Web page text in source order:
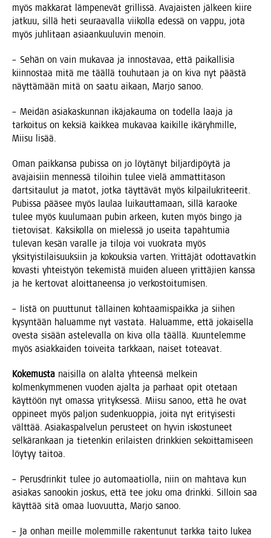
myös mak­ka­rat läm­pe­ne­vät gril­lis­sä. Ava­jais­ten jäl­keen kii­re
jat­kuu, sil­lä heti seu­raa­val­la vii­kol­la edes­sä on vap­pu, jota
myös juh­li­taan asi­aan­kuu­lu­vin menoin.
– Sehän on vain muka­vaa ja innos­ta­vaa, että pai­kal­li­sia
kiin­nos­taa mitä me tääl­lä tou­hu­taan ja on kiva nyt pääs­tä
näyt­tä­mään mitä on saa­tu aikaan, Mar­jo sanoo.
– Mei­dän asia­kas­kun­nan ikä­ja­kau­ma on todel­la laa­ja ja
tar­koi­tus on kek­siä kaik­kea muka­vaa kai­kil­le ikä­ryh­mil­le,
Mii­su lisää.
Oman paik­kan­sa pubis­sa on jo löy­tä­nyt bil­jar­di­pöy­tä ja
ava­jai­siin men­nes­sä tiloi­hin tulee vie­lä ammat­ti­ta­son
dart­si­tau­lut ja matot, jot­ka täyt­tä­vät myös kil­pai­lu­kri­tee­rit.
Pubis­sa pää­see myös lau­laa lui­kaut­ta­maan, sil­lä karao­ke
tulee myös kuu­lu­maan pubin arkeen, kuten myös bin­go ja
tie­to­vi­sat. Kak­si­kol­la on mie­les­sä jo usei­ta tapah­tu­mia
tule­van kesän varal­le ja tilo­ja voi vuo­kra­ta myös
yksi­tyis­ti­lai­suuk­siin ja kokouk­sia var­ten. Yrit­tä­jät odot­ta­vat­kin
kovas­ti yhteis­työn teke­mis­tä mui­den alu­een yrit­tä­jien kans­sa
ja he ker­to­vat aloit­ta­neen­sa jo verkostoitumisen.
– Iis­tä on puut­tu­nut täl­lai­nen koh­taa­mis­paik­ka ja sii­hen
kysyn­tään haluam­me nyt vas­ta­ta. Haluam­me, että jokai­sel­la
oves­ta sisään aste­le­val­la on kiva olla tääl­lä. Kuun­te­lem­me
myös asiak­kai­den toi­vei­ta tark­kaan, nai­set toteavat.
Koke­mus­ta nai­sil­la on alal­ta yhteen­sä mel­kein
kol­men­kym­me­nen vuo­den ajal­ta ja par­haat opit ote­taan
käyt­töön nyt omas­sa yri­tyk­ses­sä. Mii­su sanoo, että he ovat
oppi­neet myös pal­jon suden­kuop­pia, joi­ta nyt eri­tyi­ses­ti
vält­tää. Asia­kas­pal­ve­lun perus­teet on hyvin iskos­tu­neet
sel­kä­ran­kaan ja tie­ten­kin eri­lais­ten drink­kien sekoit­ta­mi­seen
löy­tyy taitoa.
– Perus­drin­kit tulee jo auto­maa­tiol­la, niin on mah­ta­va kun
asia­kas sanoo­kin jos­kus, että tee joku oma drink­ki. Sil­loin saa
käyt­tää sitä omaa luo­vuut­ta, Mar­jo sanoo.
– Ja onhan meil­le molem­mil­le raken­tu­nut tark­ka tai­to lukea